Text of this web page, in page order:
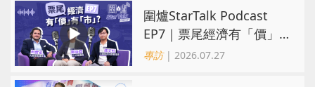
圍爐StarTalk Podcast
EP7｜票尾經濟有「價」
有「市」？「短期流量」
專訪| 2026.07.27